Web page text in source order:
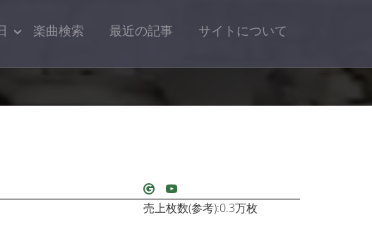
楽曲検索 最近の記事 サイトについて
売上枚数(参考):0.3万枚